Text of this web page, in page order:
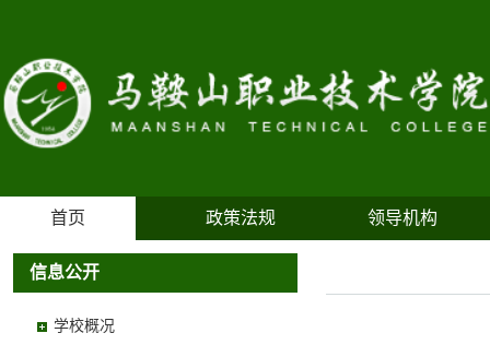
首页 政策法规 领导机构
信息公开
学校概况